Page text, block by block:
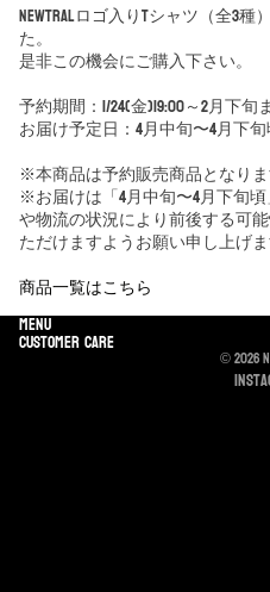
NEWTRALロゴ入りTシャツ（全3
た。
是非この機会にご購入下さい。
予約期間：1/24(金)19:00～2月下旬
お届け予定日：4月中旬〜4月下
※本商品は予約販売商品となりま
※お届けは「4月中旬〜4月下旬
や物流の状況により前後する可
ただけますようお願い申し上げま
商品一覧はこちら
Menu
Customer care
© 2026